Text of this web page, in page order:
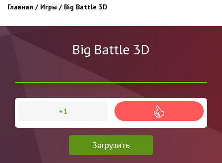
Главная / Игры / Big Battle 3D
Big Battle 3D
Загрузить
+1